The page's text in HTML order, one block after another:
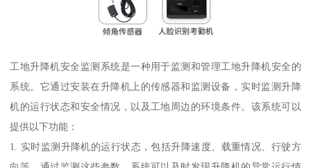
工地升降机安全监测系统是一种用于监测和管理工地升降机安全的
系统。它通过安装在升降机上的传感器和监测设备，实时监测升降
机的运行状态和安全情况，以及工地周边的环境条件。该系统可以
提供以下功能：
1. 实时监测升降机的运行状态，包括升降速度、载重情况、行驶方